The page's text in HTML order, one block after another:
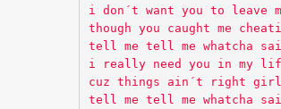
i don´t want you to leave
though you caught me
tell me tell me whatcha
i really need you in my
cuz things ain´t right girl
tell me tell me whatcha